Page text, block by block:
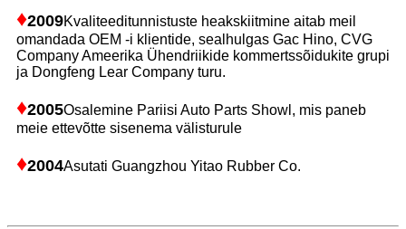
♦2009Kvaliteeditunnistuste heakskiitmine aitab meil
omandada OEM -i klientide, sealhulgas Gac Hino, CVG
Company Ameerika Ühendriikide kommertssõidukite grupi
ja Dongfeng Lear Company turu.
♦2005Osalemine Pariisi Auto Parts Showl, mis paneb
meie ettevõtte sisenema välisturule
♦2004Asutati Guangzhou Yitao Rubber Co.